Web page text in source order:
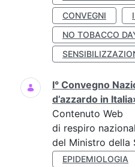
CONVEGNI
NO TOBACCO
I° Convegno
d’azzardo in
Contenuto Web
di respiro
del Ministro della
EPIDEMIOLOGIA